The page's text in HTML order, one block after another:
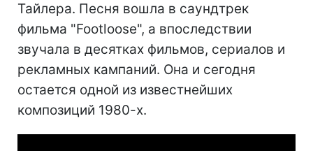
Тайлера. Песня вошла в саундтрек
фильма "Footloose", а впоследствии
звучала в десятках фильмов, сериалов и
рекламных кампаний. Она и сегодня
остается одной из известнейших
композиций 1980-х.